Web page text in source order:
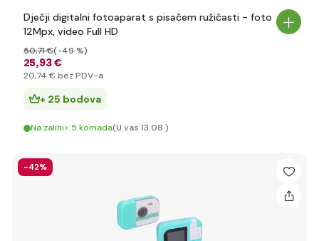
Dječji digitalni fotoaparat s pisačem ružičasti - foto
12Mpx, video Full HD
25,93 €
50,71 €(-49 %)
20,74 € bez PDV-a
+ 25 bodova
Na zalihi> 5 komada(U vas 13.08.)
-42%